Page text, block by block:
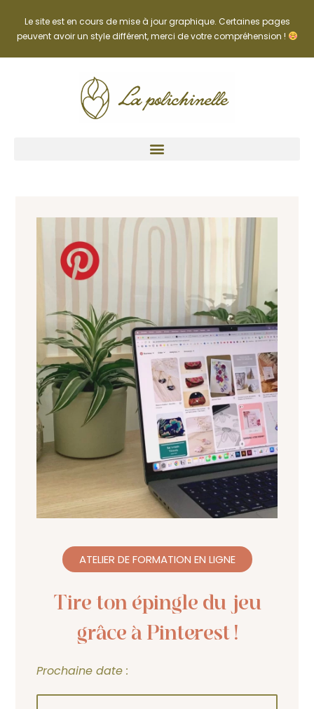
Le site est en cours de mise à jour graphique. Certaines pages
peuvent avoir un style différent, merci de votre compréhension !
ATELIER DE FORMATION EN LIGNE
Tire ton épingle du jeu
grâce à Pinterest !
Prochaine date :